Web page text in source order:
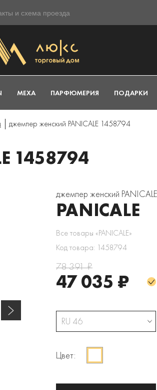
и схема проезда
МЕХА ПАРФЮМЕРИЯ ПОДАРКИ
джемпер женский PANICALE 1458794
1458794
джемпер женский
PANICALE
Все товары «PANICALE»
Код товара: 1458794
78 391 ₽
47 035 ₽
RU 46
Цвет: